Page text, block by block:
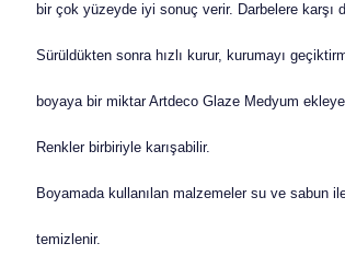
bir çok yüzeyde iyi sonuç verir. Darbelere karşı
Sürüldükten sonra hızlı kurur, kurumayı
boyaya bir miktar Artdeco Glaze Medyum
Renkler birbiriyle karışabilir.
Boyamada kullanılan malzemeler su ve sabun
temizlenir.